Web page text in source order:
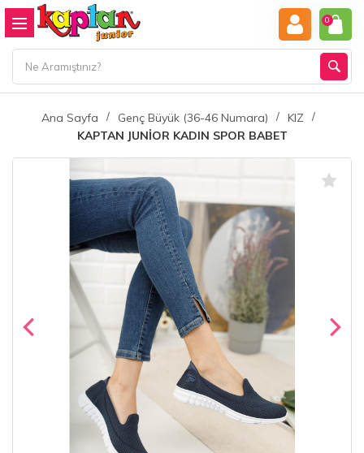
0
Ana Sayfa Genç Büyük (36-46 Numara)
KIZ
KAPTAN JUNİOR KADIN SPOR BABET